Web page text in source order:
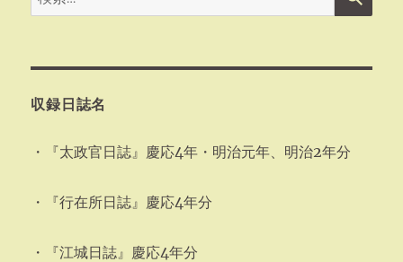
索:
収録日誌名
・『太政官日誌』慶応4年・明治元年、明治2年分
・『行在所日誌』慶応4年分
・『江城日誌』慶応4年分